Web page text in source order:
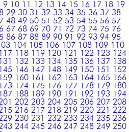
9 10 11 12 13 14 15 16 17 18 19
29 30 31 32 33 34 35 36 37 38
48 49 50 51 52 53 54 55 56 57
67 68 69 70 71 72 73 74 75 76
86 87 88 89 90 91 92 93 94 95
104 105 106 107 108 109 110
117 118 119 120 121 122 123 124
131 132 133 134 135 136 137 138
145 146 147 148 149 150 151
152
159 160 161 162 163 164 165 166
173 174 175 176 177 178 179 180
187 188 189 190 191 192 193 194
202 203 204 205 206 207 208
216 217 218 219 220 221 222
230 231 232 233 234 235 236
244 245 246 247 248 249 250